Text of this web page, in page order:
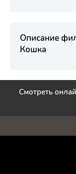
Описание
Кошка
Смотреть